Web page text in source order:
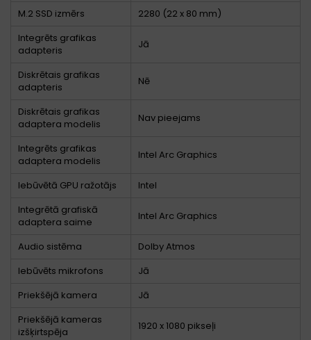
M.2 SSD izmērs
2280 (22 x 80 mm)
Integrēts grafikas
adapteris
Jā
Diskrētais grafikas
adapteris
Nē
Diskrētais grafikas
adaptera modelis
Nav pieejams
Integrēts grafikas
adaptera modelis
Intel Arc Graphics
Iebūvētā GPU ražotājs
Intel
Integrētā grafiskā
adaptera saime
Intel Arc Graphics
Audio sistēma
Dolby Atmos
Iebūvēts mikrofons
Jā
Priekšējā kamera
Jā
Priekšējā kameras
izšķirtspēja
1920 x 1080 pikseļi